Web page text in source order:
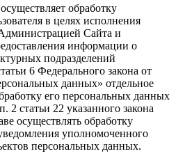
обработку
в целях исполнения
Сайта и
информации о
подразделений
6 Федерального закона от
данных» отдельное
его персональных данных
2 статьи 22 указанного закона
осуществлять обработку
уполномоченного
персональных данных.